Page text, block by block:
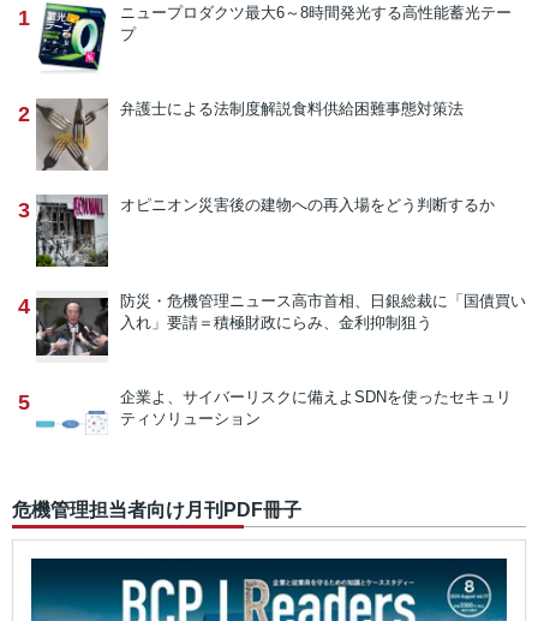
1 ニュープロダクツ最大6～8時間発光する高性能蓄光テー
プ
2 弁護士による法制度解説食料供給困難事態対策法
3 オピニオン災害後の建物への再入場をどう判断するか
4 防災・危機管理ニュース高市首相、日銀総裁に「国債買い
入れ」要請＝積極財政にらみ、金利抑制狙う
5 企業よ、サイバーリスクに備えよ SDNを使ったセキュリ
ティソリューション
危機管理担当者向け月刊PDF冊子